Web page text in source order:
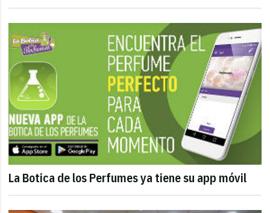
La Botica de los Perfumes ya tiene su app móvil